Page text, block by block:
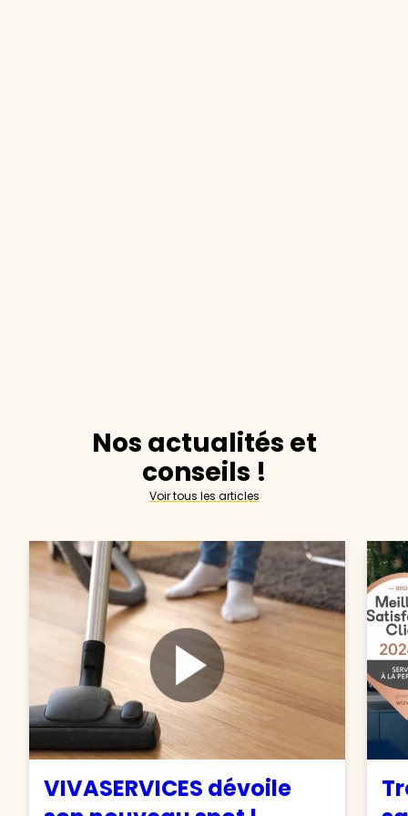
Nos actualités et
conseils !
Voir tous les articles
VIVASERVICES dévoile